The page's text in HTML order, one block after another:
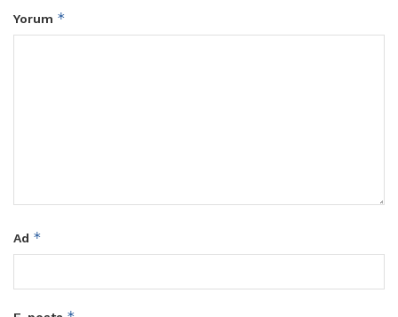
Yorum *
Ad *